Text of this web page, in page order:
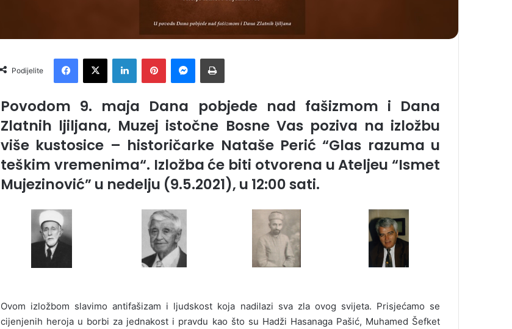
Podijelite
Povodom 9. maja Dana pobjede nad fašizmom i Dana
Zlatnih ljiljana, Muzej istočne Bosne Vas poziva na izložbu
više kustosice – historičarke Nataše Perić “Glas razuma u
teškim vremenima“. Izložba će biti otvorena u Ateljeu “Ismet
Mujezinović” u nedelju (9.5.2021), u 12:00 sati.
Ovom izložbom slavimo antifašizam i ljudskost koja nadilazi sva zla ovog svijeta. Prisjećamo se
cijenjenih heroja u borbi za jednakost i pravdu kao što su Hadži Hasanaga Pašić, Muhamed Šefket